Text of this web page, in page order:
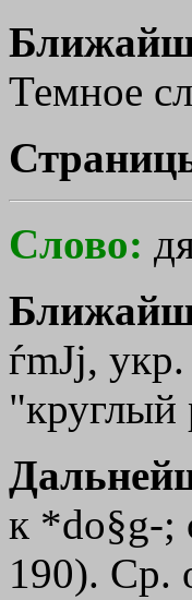
Темное
Слово:
ѓmЈj, укр.
"круглый
к *do§g-;
190). Ср.